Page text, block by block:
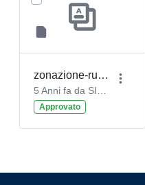
zonazione-rumore-aeroportuale.gpkg
5 Anni fa da SIRA SIRA
Approvato